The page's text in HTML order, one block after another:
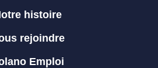
histoire
rejoindre
Emploi